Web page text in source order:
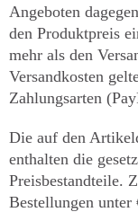
Angeboten
den Produktpreis
mehr als den
Versandkosten
Zahlungsarten
Die auf den
enthalten die
Preisbestandteile.
Bestellungen